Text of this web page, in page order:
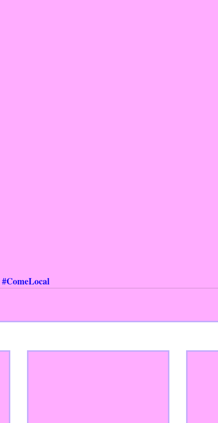
#ComeLocal